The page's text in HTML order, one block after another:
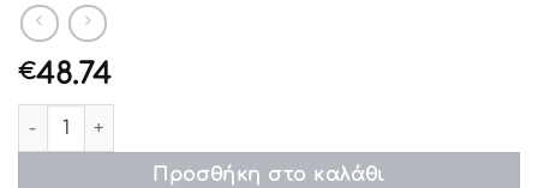
€48.74
ΣGSTB8408 “Boho line” ποσότητα
Προσθήκη στο καλάθι